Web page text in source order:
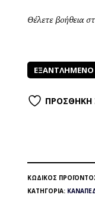
Θέλετε βοήθεια
ΕΞΑΝΤΛΗΜΈΝΟ
ΠΡΟΣΘΉΚΗ
ΚΩΔΙΚΌΣ
ΚΑΤΗΓΟΡΊΑ: